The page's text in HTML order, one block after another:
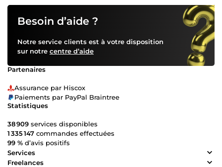
Besoin d’aide ?
Notre service clients est à votre disposition
sur notre centre d’aide
Partenaires
Assurance par Hiscox
Paiements par PayPal Braintree
Statistiques
38 909 services disponibles
1 335 147 commandes effectuées
99 % d’avis positifs
Services
Freelances